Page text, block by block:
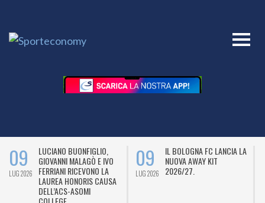
09
LUG 2026
LUCIANO BUONFIGLIO,
GIOVANNI MALAGÒ E IVO
FERRIANI RICEVONO LA
LAUREA HONORIS CAUSA
DELL’ACS-ASOMI
09
LUG 2026
IL BOLOGNA FC LANCIA LA
NUOVA AWAY KIT
2026/27.